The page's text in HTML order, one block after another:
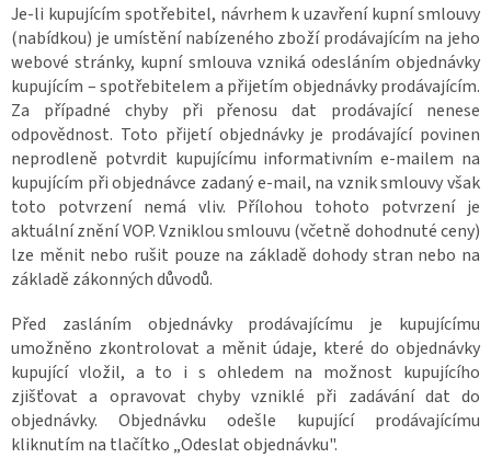
Je-li kupujícím spotřebitel, návrhem k uzavření kupní smlouvy
(nabídkou) je umístění nabízeného zboží prodávajícím na jeho
webové stránky, kupní smlouva vzniká odesláním objednávky
kupujícím – spotřebitelem a přijetím objednávky prodávajícím.
Za případné chyby při přenosu dat prodávající nenese
odpovědnost. Toto přijetí objednávky je prodávající povinen
neprodleně potvrdit kupujícímu informativním e-mailem na
kupujícím při objednávce zadaný e-mail, na vznik smlouvy však
toto potvrzení nemá vliv. Přílohou tohoto potvrzení je
aktuální znění VOP. Vzniklou smlouvu (včetně dohodnuté ceny)
lze měnit nebo rušit pouze na základě dohody stran nebo na
základě zákonných důvodů.
Před zasláním objednávky prodávajícímu je kupujícímu
umožněno zkontrolovat a měnit údaje, které do objednávky
kupující vložil, a to i s ohledem na možnost kupujícího
zjišťovat a opravovat chyby vzniklé při zadávání dat do
objednávky. Objednávku odešle kupující prodávajícímu
kliknutím na tlačítko „Odeslat objednávku".